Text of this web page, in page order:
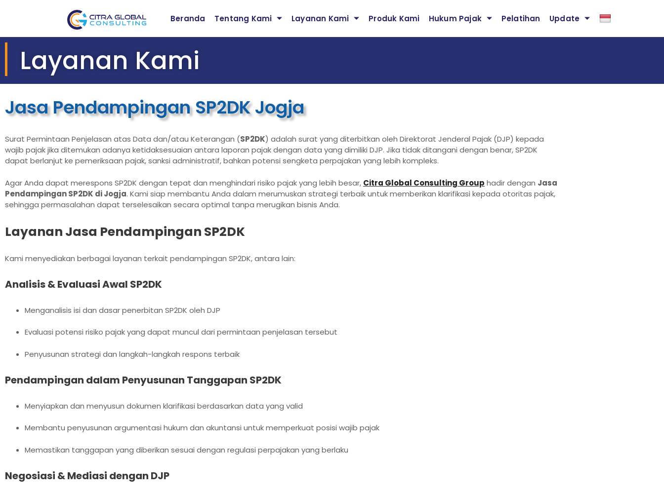
Beranda Tentang Kami Layanan Kami Produk Kami Hukum Pajak Pelatihan Update
Layanan Kami
Jasa Pendampingan SP2DK Jogja
Surat Permintaan Penjelasan atas Data dan/atau Keterangan (SP2DK) adalah surat yang diterbitkan oleh Direktorat Jenderal Pajak (DJP) kepada
wajib pajak jika ditemukan adanya ketidaksesuaian antara laporan pajak dengan data yang dimiliki DJP. Jika tidak ditangani dengan benar, SP2DK
dapat berlanjut ke pemeriksaan pajak, sanksi administratif, bahkan potensi sengketa perpajakan yang lebih kompleks.
Agar Anda dapat merespons SP2DK dengan tepat dan menghindari risiko pajak yang lebih besar, Citra Global Consulting Group hadir dengan Jasa
Pendampingan SP2DK di Jogja. Kami siap membantu Anda dalam merumuskan strategi terbaik untuk memberikan klarifikasi kepada otoritas pajak,
sehingga permasalahan dapat terselesaikan secara optimal tanpa merugikan bisnis Anda.
Layanan Jasa Pendampingan SP2DK
Kami menyediakan berbagai layanan terkait pendampingan SP2DK, antara lain:
Analisis & Evaluasi Awal SP2DK
Menganalisis isi dan dasar penerbitan SP2DK oleh DJP
Evaluasi potensi risiko pajak yang dapat muncul dari permintaan penjelasan tersebut
Penyusunan strategi dan langkah-langkah respons terbaik
Pendampingan dalam Penyusunan Tanggapan SP2DK
Menyiapkan dan menyusun dokumen klarifikasi berdasarkan data yang valid
Membantu penyusunan argumentasi hukum dan akuntansi untuk memperkuat posisi wajib pajak
Memastikan tanggapan yang diberikan sesuai dengan regulasi perpajakan yang berlaku
Negosiasi & Mediasi dengan DJP